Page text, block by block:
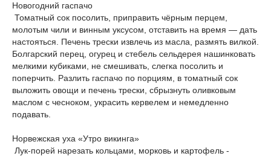
Новогодний гаспачо
Томатный сок посолить, приправить чёрным перцем,
молотым чили и винным уксусом, отставить на время — дать
настояться. Печень трески извлечь из масла, размять вилкой.
Болгарский перец, огурец и стебель сельдерея нашинковать
мелкими кубиками, не смешивать, слегка посолить и
поперчить. Разлить гаспачо по порциям, в томатный сок
выложить овощи и печень трески, сбрызнуть оливковым
маслом с чесноком, украсить кервелем и немедленно
подавать.
Норвежская уха «Утро викинга»
Лук-порей нарезать кольцами, морковь и картофель -